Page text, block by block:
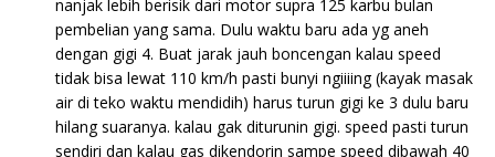
nanjak lebih berisik dari motor supra 125 karbu bulan
pembelian yang sama. Dulu waktu baru ada yg aneh
dengan gigi 4. Buat jarak jauh boncengan kalau speed
tidak bisa lewat 110 km/h pasti bunyi ngiiiing (kayak masak
air di teko waktu mendidih) harus turun gigi ke 3 dulu baru
hilang suaranya. kalau gak diturunin gigi. speed pasti turun
sendiri dan kalau gas dikendorin sampe speed dibawah 40